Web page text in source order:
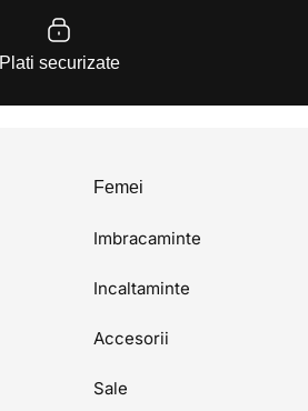
Plati securizate
Femei
Imbracaminte
Incaltaminte
Accesorii
Sale